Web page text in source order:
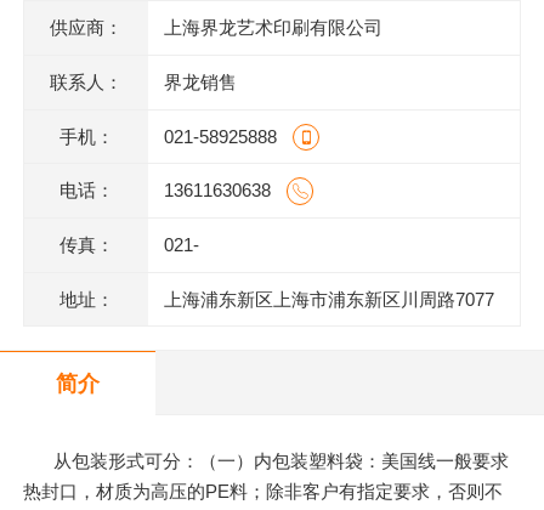
供应商： 上海界龙艺术印刷有限公司
联系人： 界龙销售
手机： 021-58925888
电话： 13611630638
传真： 021-
地址： 上海浦东新区上海市浦东新区川周路7077
简介
从包装形式可分：（一）内包装塑料袋：美国线一般要求
热封口，材质为高压的PE料；除非客户有指定要求，否则不